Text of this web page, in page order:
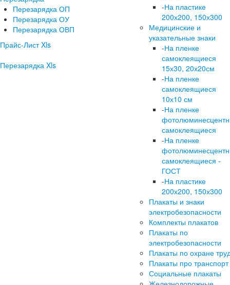
Перезарядка ОП
Перезарядка ОУ
Перезарядка ОВП
Прайс-Лист Xls
Перезарядка Xls
-На пластике
200х200, 150х300
Медицинские и
указательные знаки
-На пленке
самоклеящиеся
15х30, 20х20см
-На пленке
самоклеящиеся
10х10 см
-На пленке
самоклеящиеся
-На пленке
самоклеящиеся -
ГОСТ
-На пластике
200х200, 150х300
Плакаты и знаки
электробезопасности
Комплекты плакатов
Плакаты по
электробезопасности
Плакаты по охране
Плакаты про транспорт
Социальные плакаты